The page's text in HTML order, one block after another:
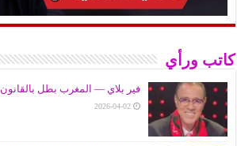
كاتب ورأي
فير بلاي — المغرب بطل بالقانون
2026-04-02